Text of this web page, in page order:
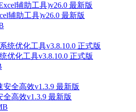
辅助工具)v26.0 最新版
优化工具v3.8.10.0 正式版
高效v1.3.9 最新版